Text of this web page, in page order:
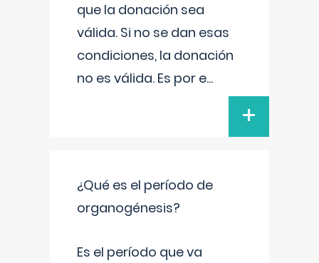
que la donación sea
válida. Si no se dan esas
condiciones, la donación
no es válida. Es por e...
+
¿Qué es el período de
organogénesis?
Es el período que va